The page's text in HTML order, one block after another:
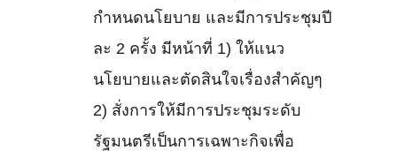
กำหนดนโยบาย และมีการประชุมปี
ละ 2 ครั้ง มีหน้าที่ 1) ให้แนว
นโยบายและตัดสินใจเรื่องสำคัญๆ
2) สั่งการให้มีการประชุมระดับ
รัฐมนตรีเป็นการเฉพาะกิจเพื่อ